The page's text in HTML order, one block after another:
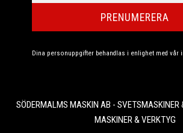
PRENUMERERA
Dina personuppgifter behandlas i enlighet med vår
SÖDERMALMS MASKIN AB - SVETSMASKINER
MASKINER & VERKTYG